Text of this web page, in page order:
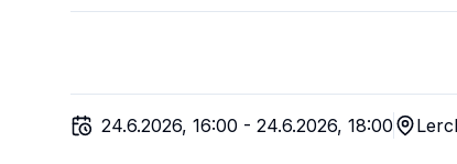
24.6.2026, 16:00 - 24.6.2026, 18:00